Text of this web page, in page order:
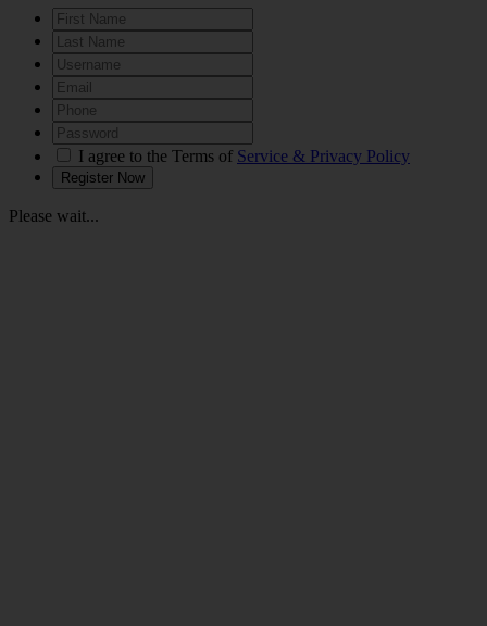
I agree to the Terms of Service & Privacy Policy
Please wait...